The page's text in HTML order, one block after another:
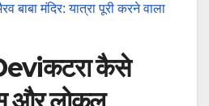
बाबा मंदिर: यात्रा पूरी करने वाला
कैसे